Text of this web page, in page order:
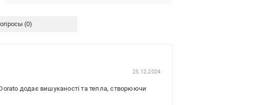
25.12.2024
додає вишуканості та тепла, створюючи